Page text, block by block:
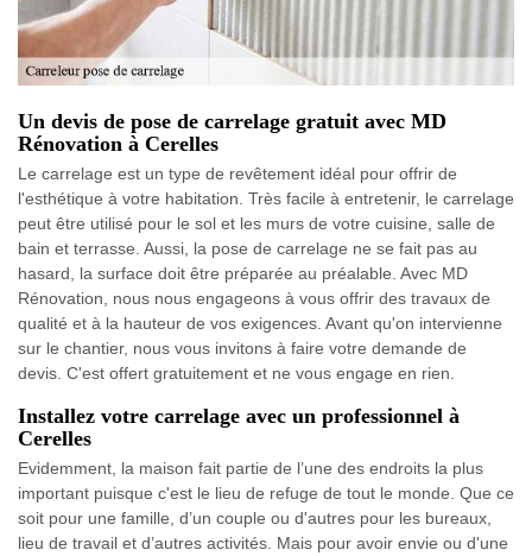
Un devis de pose de carrelage gratuit avec MD
Rénovation à Cerelles
Le carrelage est un type de revêtement idéal pour offrir de
l'esthétique à votre habitation. Très facile à entretenir, le carrelage
peut être utilisé pour le sol et les murs de votre cuisine, salle de
bain et terrasse. Aussi, la pose de carrelage ne se fait pas au
hasard, la surface doit être préparée au préalable. Avec MD
Rénovation, nous nous engageons à vous offrir des travaux de
qualité et à la hauteur de vos exigences. Avant qu'on intervienne
sur le chantier, nous vous invitons à faire votre demande de
devis. C'est offert gratuitement et ne vous engage en rien.
Installez votre carrelage avec un professionnel à
Cerelles
Evidemment, la maison fait partie de l’une des endroits la plus
important puisque c'est le lieu de refuge de tout le monde. Que ce
soit pour une famille, d’un couple ou d'autres pour les bureaux,
lieu de travail et d’autres activités. Mais pour avoir envie ou d'une